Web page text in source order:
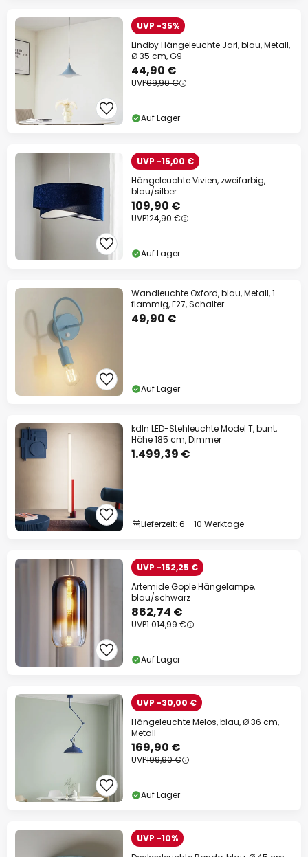
UVP -35%
Lindby Hängeleuchte Jarl, blau, Metall,
Ø 35 cm, G9
44,90 €
UVP69,90 €
Auf Lager
UVP -15,00 €
Hängeleuchte Vivien, zweifarbig,
blau/silber
109,90 €
UVP124,90 €
Auf Lager
Wandleuchte Oxford, blau, Metall, 1-
flammig, E27, Schalter
49,90 €
Auf Lager
kdln LED-Stehleuchte Model T, bunt,
Höhe 185 cm, Dimmer
1.499,39 €
Lieferzeit: 6 - 10 Werktage
UVP -152,25 €
Artemide Gople Hängelampe,
blau/schwarz
862,74 €
UVP1.014,99 €
Auf Lager
UVP -30,00 €
Hängeleuchte Melos, blau, Ø 36 cm,
Metall
169,90 €
UVP199,90 €
Auf Lager
UVP -10%